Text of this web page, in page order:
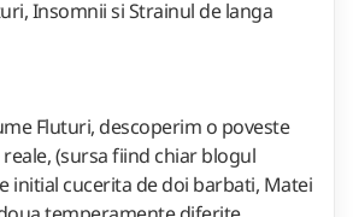
Insomnii si Strainul de langa
Fluturi, descoperim o poveste
(sursa fiind chiar blogul
initial cucerita de doi barbati, Matei